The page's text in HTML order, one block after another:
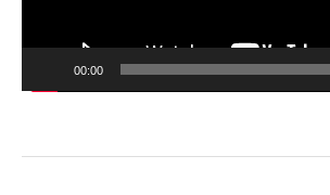
00:00